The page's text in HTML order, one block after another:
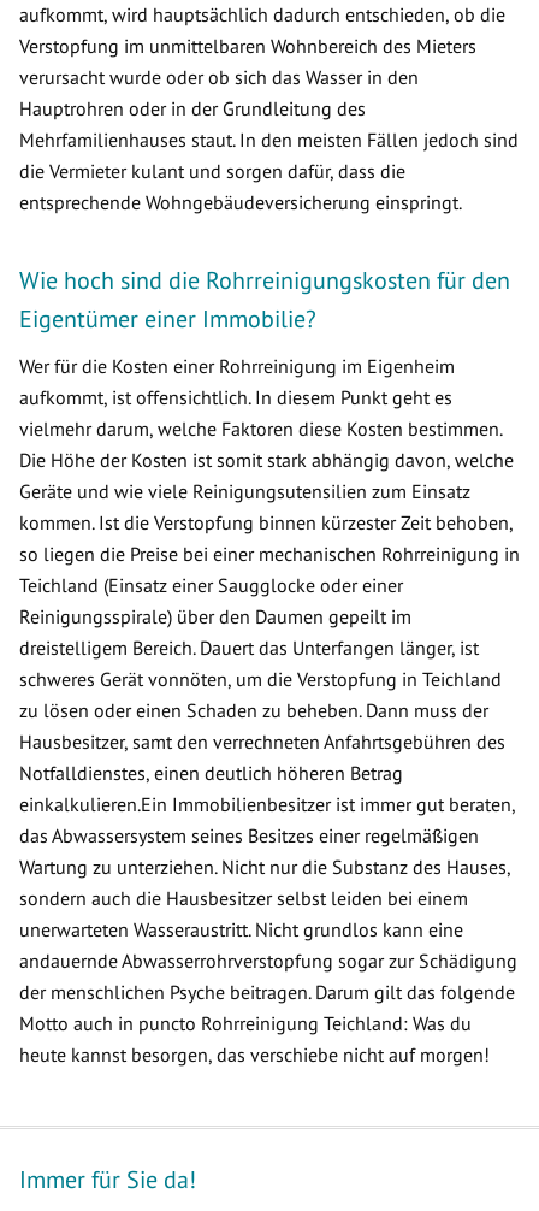
aufkommt, wird hauptsächlich dadurch entschieden, ob die
Verstopfung im unmittelbaren Wohnbereich des Mieters
verursacht wurde oder ob sich das Wasser in den
Hauptrohren oder in der Grundleitung des
Mehrfamilienhauses staut. In den meisten Fällen jedoch sind
die Vermieter kulant und sorgen dafür, dass die
entsprechende Wohngebäudeversicherung einspringt.
Wie hoch sind die Rohrreinigungskosten für den
Eigentümer einer Immobilie?
Wer für die Kosten einer Rohrreinigung im Eigenheim
aufkommt, ist offensichtlich. In diesem Punkt geht es
vielmehr darum, welche Faktoren diese Kosten bestimmen.
Die Höhe der Kosten ist somit stark abhängig davon, welche
Geräte und wie viele Reinigungsutensilien zum Einsatz
kommen. Ist die Verstopfung binnen kürzester Zeit behoben,
so liegen die Preise bei einer mechanischen Rohrreinigung in
Teichland (Einsatz einer Saugglocke oder einer
Reinigungsspirale) über den Daumen gepeilt im
dreistelligem Bereich. Dauert das Unterfangen länger, ist
schweres Gerät vonnöten, um die Verstopfung in Teichland
zu lösen oder einen Schaden zu beheben. Dann muss der
Hausbesitzer, samt den verrechneten Anfahrtsgebühren des
Notfalldienstes, einen deutlich höheren Betrag
einkalkulieren.Ein Immobilienbesitzer ist immer gut beraten,
das Abwassersystem seines Besitzes einer regelmäßigen
Wartung zu unterziehen. Nicht nur die Substanz des Hauses,
sondern auch die Hausbesitzer selbst leiden bei einem
unerwarteten Wasseraustritt. Nicht grundlos kann eine
andauernde Abwasserrohrverstopfung sogar zur Schädigung
der menschlichen Psyche beitragen. Darum gilt das folgende
Motto auch in puncto Rohrreinigung Teichland: Was du
heute kannst besorgen, das verschiebe nicht auf morgen!
Immer für Sie da!